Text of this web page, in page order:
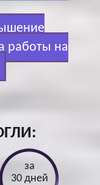
работы на
за
30 дней